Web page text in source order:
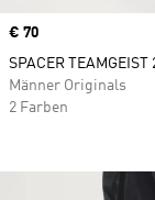
Price
€ 70
SPACER TEAMGEIST
Männer Originals
2 Farben